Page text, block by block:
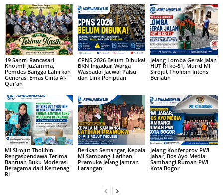
19 Santri Rancasari
Khotmil Juz’amma,
Pemdes Bangga Lahirkan
Generasi Emas Cinta Al-
Qur’an
CPNS 2026 Belum Dibuka!
BKN Ingatkan Warga
Waspadai Jadwal Palsu
dan Link Penipuan
Jelang Lomba Gerak Jalan
HUT RI ke-81, Murid MI
Sirojut Tholibin Intens
Berlatih
MI Sirojut Tholibin
Rengaspendawa Terima
Bantuan Buku Moderasi
Beragama dari Kemenag
RI
Berikan Semangat, Kepala
MI Sambangi Latihan
Pramuka Jelang Jamran
Larangan
Jelang Konferprov PWI
Jabar, Bos Ayo Media
Sambangi Rumah PWI
Kota Bogor